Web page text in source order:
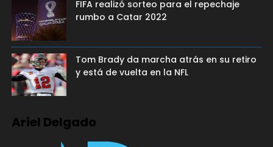
FIFA realizó sorteo para el repechaje
rumbo a Catar 2022
Tom Brady da marcha atrás en su retiro
y está de vuelta en la NFL
Ariel Delgado